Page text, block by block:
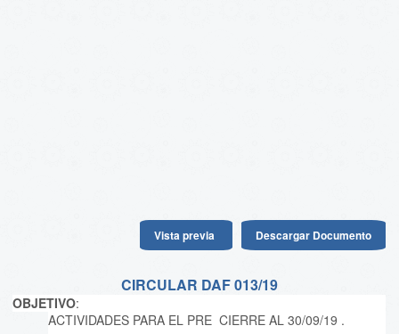
Vista previa Descargar Documento
CIRCULAR DAF 013/19
OBJETIVO:
ACTIVIDADES PARA EL PRE CIERRE AL 30/09/19 .